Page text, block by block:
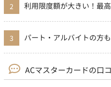
利用限度額が大きい！最高
パート・アルバイトの方
ACマスターカードの口